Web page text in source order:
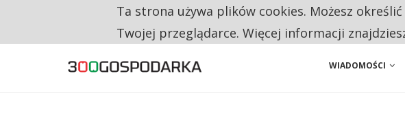
CO TRZECIĄ ZŁOTÓWKĘ Z EMERYTURY SENIORZY PRZEZNACZAJĄ
WIADOMOŚCI
Ta strona używa plików cookies. Możesz
Twojej przeglądarce. Więcej informacji